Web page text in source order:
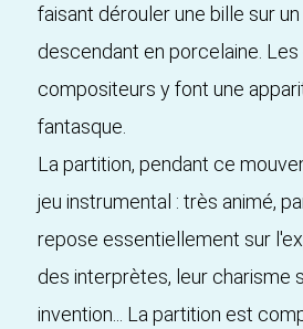
faisant dérouler une bille sur
descendant en porcelaine. Les
compositeurs y font une
fantasque.
La partition, pendant ce
jeu instrumental : très animé,
repose essentiellement sur
des interprètes, leur charisme
invention... La partition est